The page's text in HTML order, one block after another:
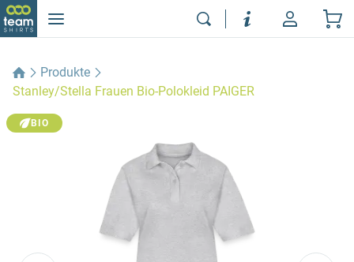
Produkte
Stanley/Stella Frauen Bio-Polokleid PAIGER
BIO